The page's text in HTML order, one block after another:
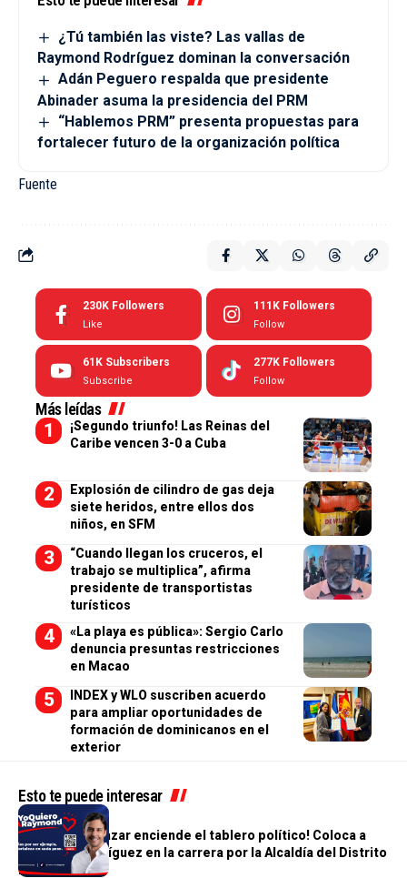
¿Tú también las viste? Las vallas de
Raymond Rodríguez dominan la conversación
Adán Peguero respalda que presidente
Abinader asuma la presidencia del PRM
“Hablemos PRM” presenta propuestas para
fortalecer futuro de la organización política
Fuente
230K Followers
Like
111K Followers
Follow
61K Subscribers
Subscribe
277K Followers
Follow
Más leídas
¡Segundo triunfo! Las Reinas del
Caribe vencen 3-0 a Cuba
Explosión de cilindro de gas deja
siete heridos, entre ellos dos
niños, en SFM
“Cuando llegan los cruceros, el
trabajo se multiplica”, afirma
presidente de transportistas
turísticos
«La playa es pública»: Sergio Carlo
denuncia presuntas restricciones
en Macao
INDEX y WLO suscriben acuerdo
para ampliar oportunidades de
formación de dominicanos en el
exterior
Esto te puede interesar
POLÍTICA
Humberto Salazar enciende el tablero político! Coloca a
Raymond Rodríguez en la carrera por la Alcaldía del Distrito
Nacional